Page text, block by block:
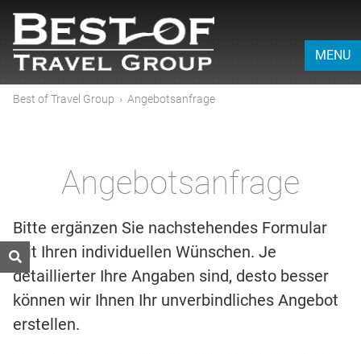
MENU
Best of Travel Group › Angebotsanfrage
Angebotsanfrage
Bitte ergänzen Sie nachstehendes Formular
mit Ihren individuellen Wünschen. Je
detaillierter Ihre Angaben sind, desto besser
können wir Ihnen Ihr unverbindliches Angebot
erstellen.